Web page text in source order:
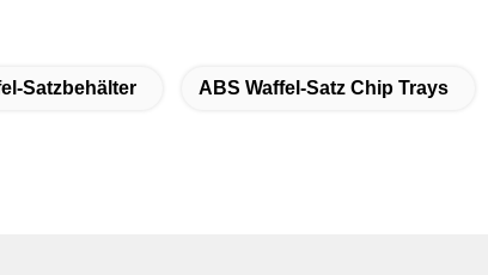
Satzbehälter ABS Waffel-Satz Chip Trays